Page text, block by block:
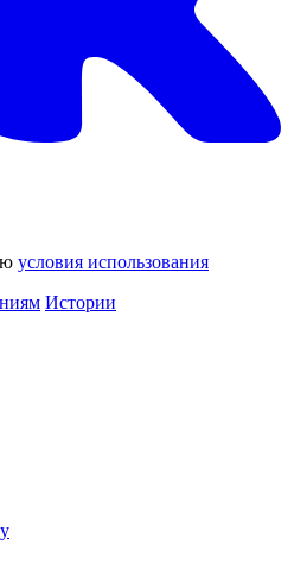
условия использования
Истории